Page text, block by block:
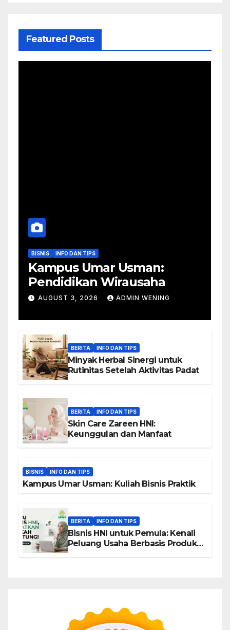
Featured Posts
BISNIS INFO DAN TIPS
Kampus Umar Usman:
Pendidikan Wirausaha
AUGUST 3, 2026 ADMIN WENING
BERITA INFO DAN TIPS
Minyak Herbal Sinergi untuk
Rutinitas Setelah Aktivitas Padat
BERITA INFO DAN TIPS
Skin Care Zareen HNI:
Keunggulan dan Manfaat
BISNIS INFO DAN TIPS
Kampus Umar Usman: Kuliah Bisnis Praktik
BERITA INFO DAN TIPS
Bisnis HNI untuk Pemula: Kenali
Peluang Usaha Berbasis Produk,